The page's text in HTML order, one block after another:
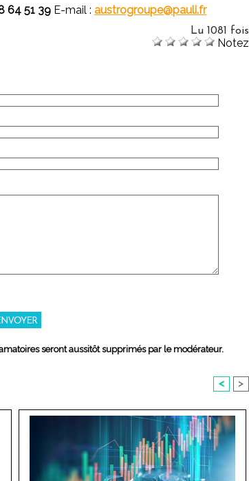
64 51 39 E-mail : austrogroupe@pauli.fr
Lu 1081 fois
Notez
seront aussitôt supprimés par le modérateur.
< >